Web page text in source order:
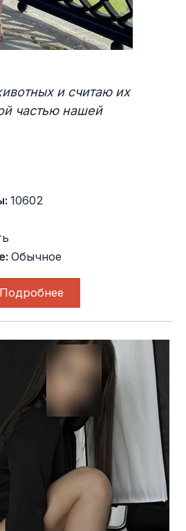
и считаю их
частью нашей
10602
Обычное
Подробнее